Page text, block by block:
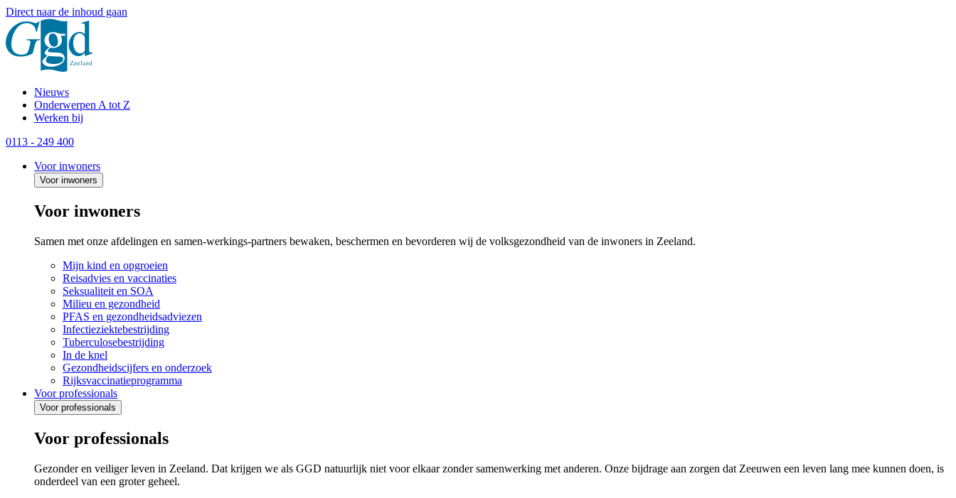
Direct naar de inhoud gaan
Nieuws
Onderwerpen A tot Z
Werken bij
0113 - 249 400
Voor inwoners
Voor inwoners
Voor inwoners
Samen met onze afdelingen en samen-werkings-partners bewaken, beschermen en bevorderen wij de volksgezondheid van de inwoners in Zeeland.
Mijn kind en opgroeien
Reisadvies en vaccinaties
Seksualiteit en SOA
Milieu en gezondheid
PFAS en gezondheidsadviezen
Infectieziektebestrijding
Tuberculosebestrijding
In de knel
Gezondheidscijfers en onderzoek
Rijksvaccinatieprogramma
Voor professionals
Voor professionals
Voor professionals
Gezonder en veiliger leven in Zeeland. Dat krijgen we als GGD natuurlijk niet voor elkaar zonder samenwerking met anderen. Onze bijdrage aan zorgen dat Zeeuwen een leven lang mee kunnen doen, is
onderdeel van een groter geheel.